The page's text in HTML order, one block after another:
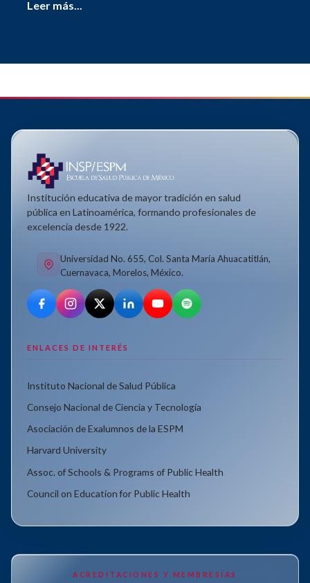
Leer más...
Institución educativa de mayor tradición en salud
pública en Latinoamérica, formando profesionales de
excelencia desde 1922.
Universidad No. 655, Col. Santa María Ahuacatitlán,
Cuernavaca, Morelos, México.
ENLACES DE INTERÉS
Instituto Nacional de Salud Pública
Consejo Nacional de Ciencia y Tecnología
Asociación de Exalumnos de la ESPM
Harvard University
Assoc. of Schools & Programs of Public Health
Council on Education for Public Health
ACREDITACIONES Y MEMBRESÍAS